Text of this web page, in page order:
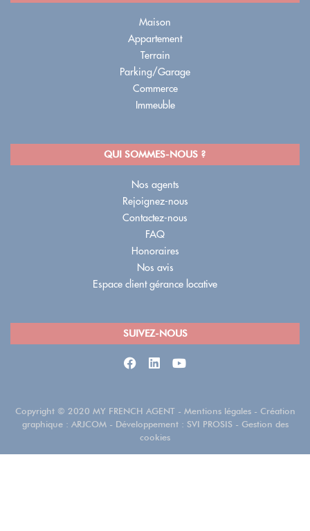
Maison
Appartement
Terrain
Parking/Garage
Commerce
Immeuble
QUI SOMMES-NOUS ?
Nos agents
Rejoignez-nous
Contactez-nous
FAQ
Honoraires
Nos avis
Espace client gérance locative
SUIVEZ-NOUS
Copyright © 2020 MY FRENCH AGENT - Mentions légales - Création
graphique : ARJCOM - Développement : SVI PROSIS - Gestion des
cookies